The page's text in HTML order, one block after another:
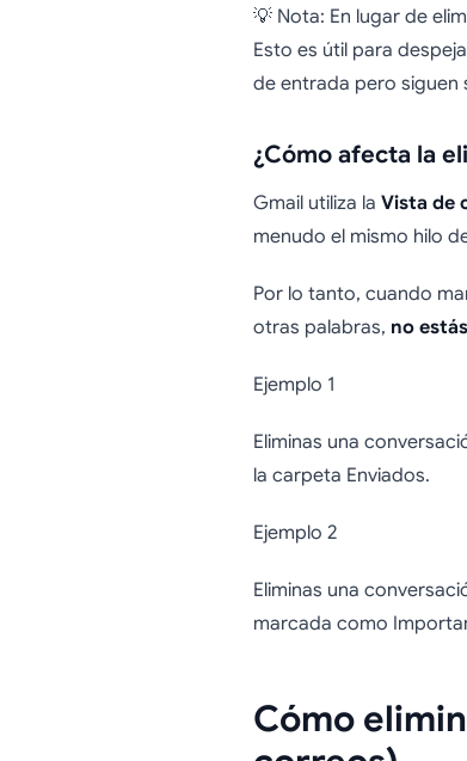
💡 Nota: En lugar de
Esto es útil para
de entrada pero siguen
¿Cómo afecta la
Gmail utiliza la Vista de
menudo el mismo hilo
Por lo tanto, cuando
otras palabras, no
Ejemplo 1
Eliminas una
la carpeta Enviados.
Ejemplo 2
Eliminas una
marcada como
Cómo